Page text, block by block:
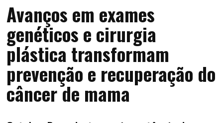
Avanços em exames
genéticos e cirurgia
plástica transformam
prevenção e recuperação do
câncer de mama